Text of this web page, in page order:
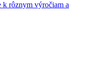
k rôznym výročiam a